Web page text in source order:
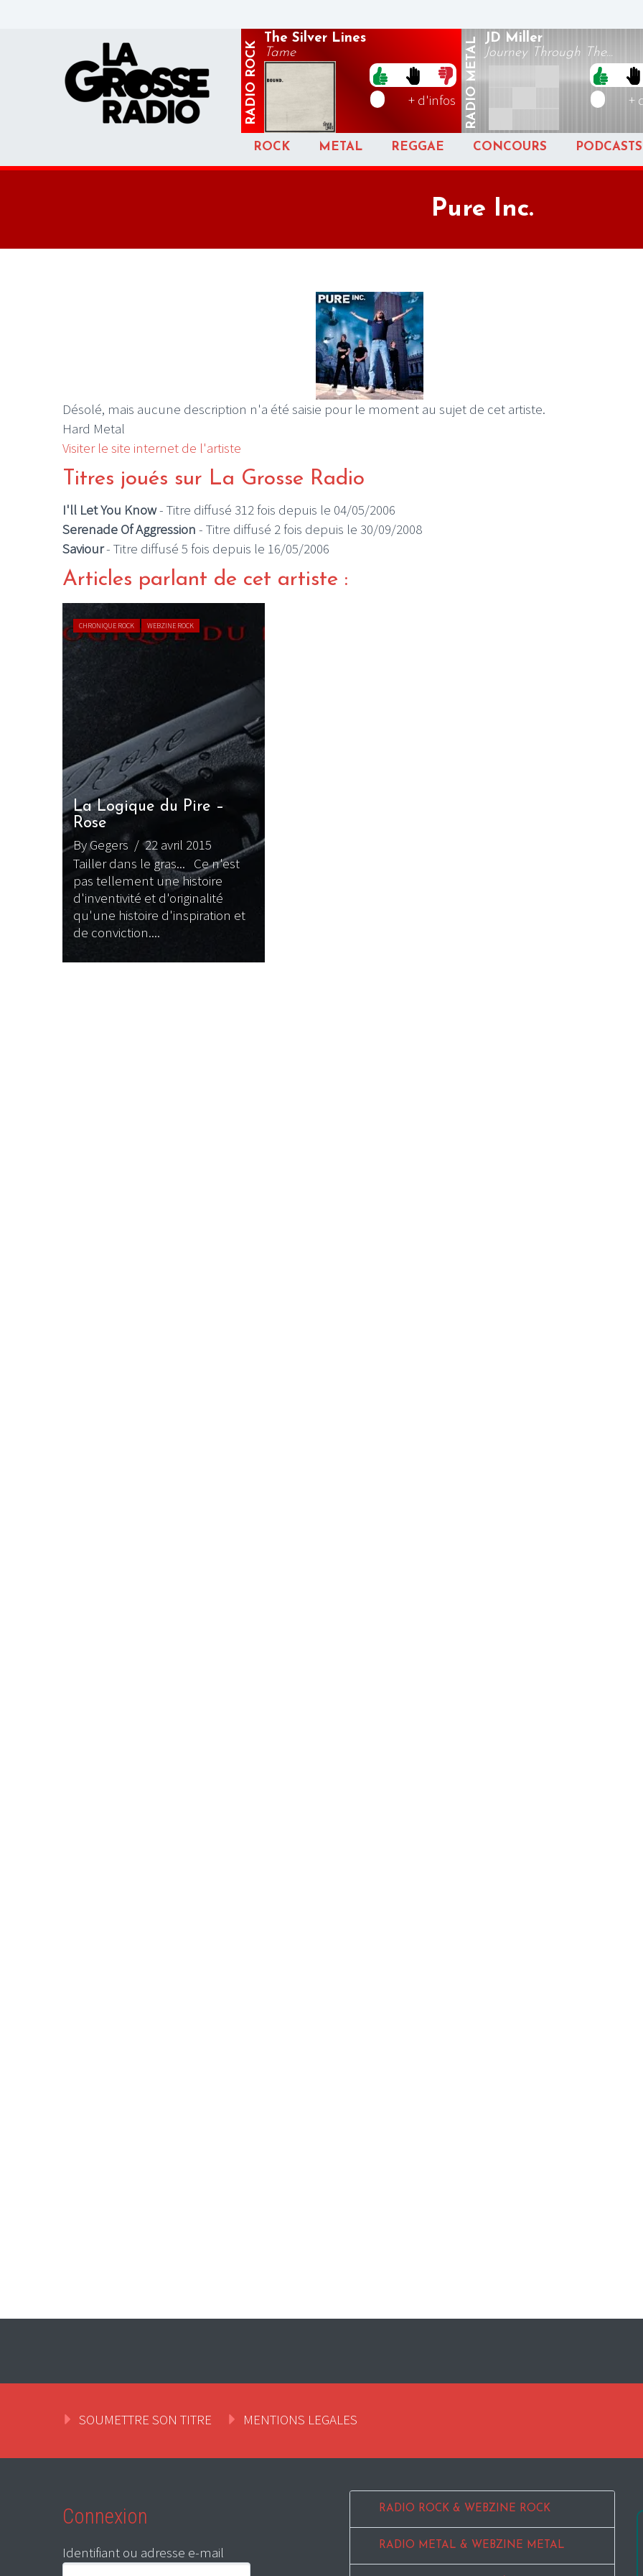
RADIO
ROCK
The Silver Lines
Tame
+ d'infos RADIO
METAL JD Miller
Journey Through The...
+
ROCK METAL REGGAE CONCOURS PODCASTS
Pure Inc.
Désolé, mais aucune description n'a été saisie pour le moment au sujet de cet artiste.
Hard Metal
Visiter le site internet de l'artiste
Titres joués sur La Grosse Radio
I'll Let You Know- Titre diffusé 312 fois depuis le 04/05/2006
Serenade Of Aggression - Titre diffusé 2 fois depuis le 30/09/2008
Saviour- Titre diffusé 5 fois depuis le 16/05/2006
Articles parlant de cet artiste :
CHRONIQUE ROCK WEBZINE ROCK
La Logique du Pire –
Rose
By Gegers/ 22 avril 2015
Tailler dans le gras... Ce n'est
pas tellement une histoire
d'inventivité et d'originalité
qu'une histoire d'inspiration et
de conviction....
SOUMETTRE SON TITRE MENTIONS LEGALES
Connexion
Identifiant ou adresse e-mail
RADIO ROCK & WEBZINE ROCK
RADIO METAL & WEBZINE METAL